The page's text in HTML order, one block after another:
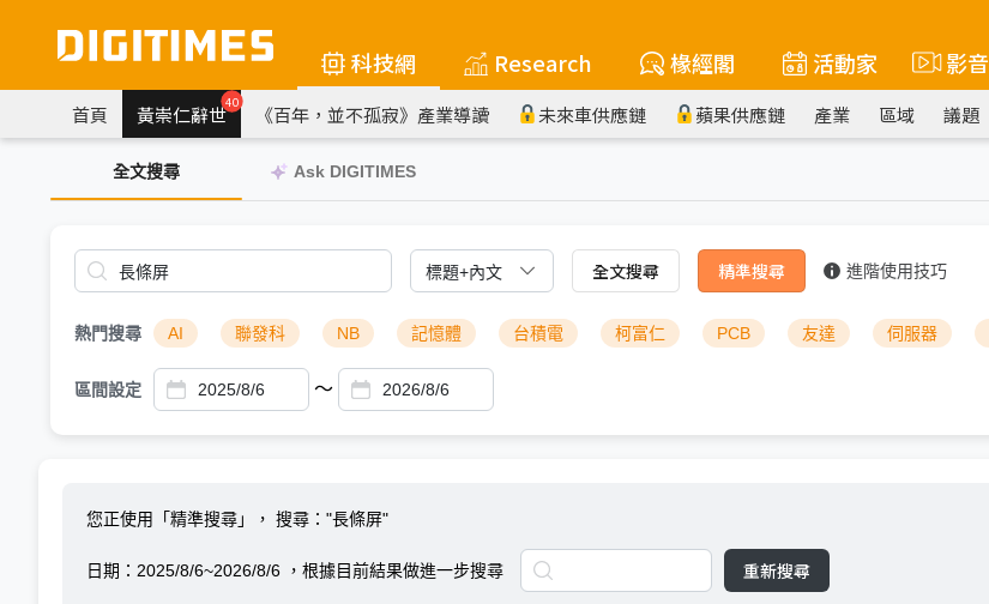
科技網 Research 椽經閣 活動家 影音
首頁 黃崇仁辭世40 《百年，並不孤寂》產業導讀 未來車供應鏈 蘋果供應鏈 產業 區域 議題
全文搜尋 Ask DIGITIMES
全文搜尋 精準搜尋 進階使用技巧
熱門搜尋 AI 聯發科 NB 記憶體 台積電 柯富仁 PCB 友達 伺服器
區間設定 ～
您正使用「精準搜尋」， 搜尋："長條屏"
日期： 2025/8/6~2026/8/6 ，根據目前結果做進一步搜尋 重新搜尋